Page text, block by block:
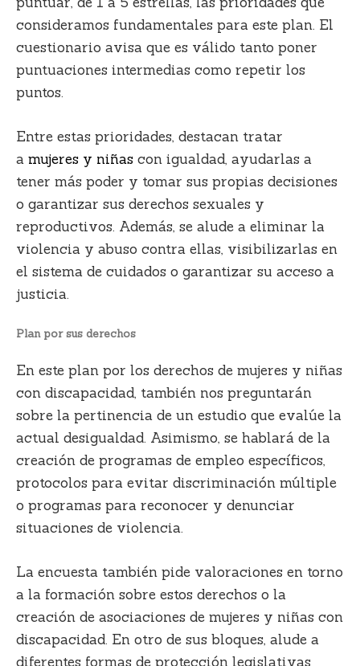
consideramos fundamentales para este plan. El
cuestionario avisa que es válido tanto poner
puntuaciones intermedias como repetir los
puntos.
Entre estas prioridades, destacan tratar
a mujeres y niñas con igualdad, ayudarlas a
tener más poder y tomar sus propias decisiones
o garantizar sus derechos sexuales y
reproductivos. Además, se alude a eliminar la
violencia y abuso contra ellas, visibilizarlas en
el sistema de cuidados o garantizar su acceso a
justicia.
Plan por sus derechos
En este plan por los derechos de mujeres y niñas
con discapacidad, también nos preguntarán
sobre la pertinencia de un estudio que evalúe la
actual desigualdad. Asimismo, se hablará de la
creación de programas de empleo específicos,
protocolos para evitar discriminación múltiple
o programas para reconocer y denunciar
situaciones de violencia.
La encuesta también pide valoraciones en torno
a la formación sobre estos derechos o la
creación de asociaciones de mujeres y niñas con
discapacidad. En otro de sus bloques, alude a
diferentes formas de protección legislativas